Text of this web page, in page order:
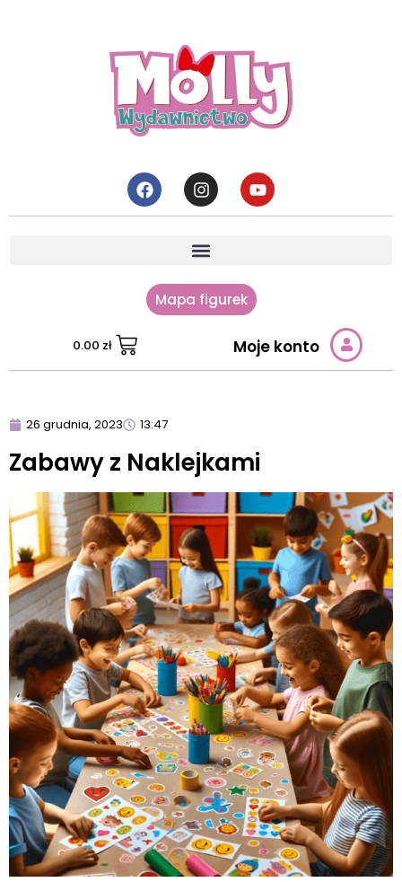
Mapa figurek
0.00 zł Moje konto
26 grudnia, 2023 13:47
Zabawy z Naklejkami